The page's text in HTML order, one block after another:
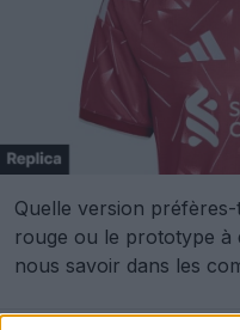
Quelle version préfères-
rouge ou le prototype à
nous savoir dans les